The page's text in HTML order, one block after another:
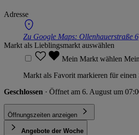
Adresse
Zu Google Maps: Ollenhauerstraße
Markt als Lieblingsmarkt auswählen
Mein Markt wählen
Markt als Favorit markieren für
Geschlossen · Öffnet am 6. August um
Öffnungszeiten anzeigen
Angebote der Woche